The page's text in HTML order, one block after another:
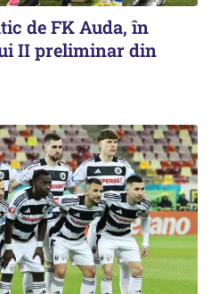
de FK Auda, în
II preliminar din